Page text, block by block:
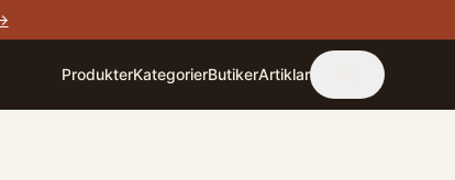
ProdukterKategorierButikerArtiklar